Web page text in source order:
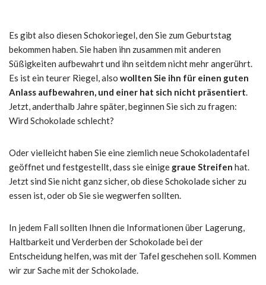
Es gibt also diesen Schokoriegel, den Sie zum Geburtstag
bekommen haben. Sie haben ihn zusammen mit anderen
Süßigkeiten aufbewahrt und ihn seitdem nicht mehr angerührt.
Es ist ein teurer Riegel, also wollten Sie ihn für einen guten
Anlass aufbewahren, und einer hat sich nicht präsentiert.
Jetzt, anderthalb Jahre später, beginnen Sie sich zu fragen:
Wird Schokolade schlecht?
Oder vielleicht haben Sie eine ziemlich neue Schokoladentafel
geöffnet und festgestellt, dass sie einige graue Streifen hat.
Jetzt sind Sie nicht ganz sicher, ob diese Schokolade sicher zu
essen ist, oder ob Sie sie wegwerfen sollten.
In jedem Fall sollten Ihnen die Informationen über Lagerung,
Haltbarkeit und Verderben der Schokolade bei der
Entscheidung helfen, was mit der Tafel geschehen soll. Kommen
wir zur Sache mit der Schokolade.